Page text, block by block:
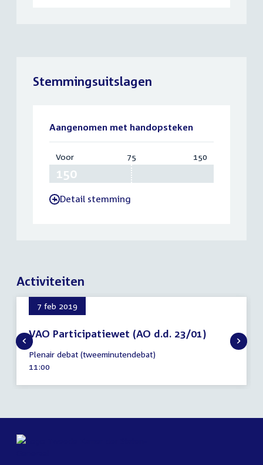
Stemmingsuitslagen
Aangenomen met handopsteken
Voor:
150
75 150
-Detail stemming
Activiteiten
7 feb 2019
VAO Participatiewet (AO d.d. 23/01)
7
februari
2019
Plenair debat (tweeminutendebat)
Tijd
11:00